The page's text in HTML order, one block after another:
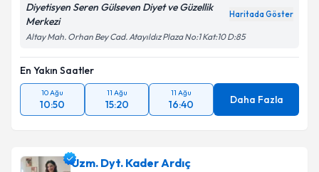
Diyetisyen Seren Gülseven Diyet ve Güzellik
Merkezi
Haritada Göster
Altay Mah. Orhan Bey Cad. Atayıldız Plaza No:1 Kat:10 D:85
En Yakın Saatler
10 Ağu
10:50
11 Ağu
15:20
11 Ağu
16:40 Daha Fazla
Uzm. Dyt. Kader Ardıç